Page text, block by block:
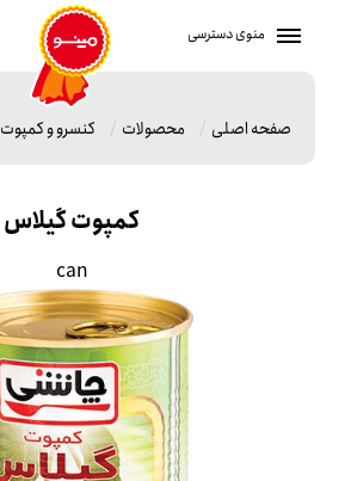
منوی دسترسی
صفحه اصلی محصولات کنسرو و کمپوت
کمپوت گیلاس
can